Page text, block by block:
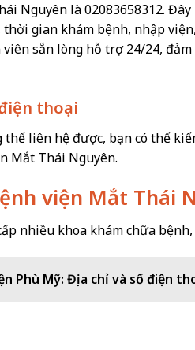
Nguyên là 02083658312.
gian khám bệnh, nhập
sẵn lòng hỗ trợ 24/24,
thoại
thể liên hệ được, bạn có thể
Mắt Thái Nguyên.
viện Mắt Thái
nhiều khoa khám chữa bệnh,
Phù Mỹ: Địa chỉ và số điện